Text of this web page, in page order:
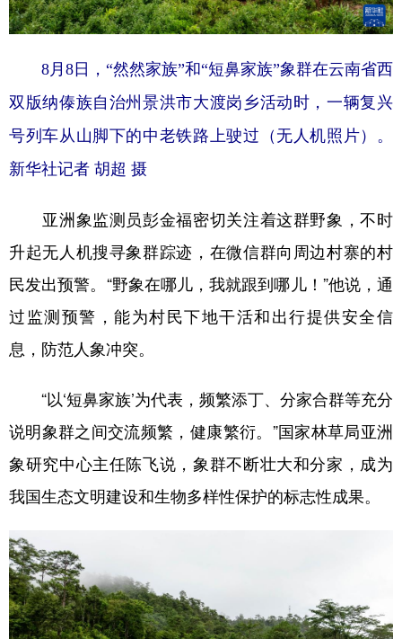
8月8日，“然然家族”和“短鼻家族”象群在云南省西
双版纳傣族自治州景洪市大渡岗乡活动时，一辆复兴
号列车从山脚下的中老铁路上驶过（无人机照片）。
新华社记者 胡超 摄
亚洲象监测员彭金福密切关注着这群野象，不时
升起无人机搜寻象群踪迹，在微信群向周边村寨的村
民发出预警。“野象在哪儿，我就跟到哪儿！”他说，通
过监测预警，能为村民下地干活和出行提供安全信
息，防范人象冲突。
“以‘短鼻家族’为代表，频繁添丁、分家合群等充分
说明象群之间交流频繁，健康繁衍。”国家林草局亚洲
象研究中心主任陈飞说，象群不断壮大和分家，成为
我国生态文明建设和生物多样性保护的标志性成果。